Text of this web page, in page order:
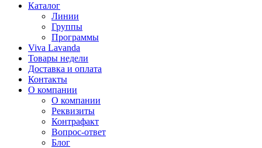
Каталог
Линии
Группы
Программы
Viva Lavanda
Товары недели
Доставка и оплата
Контакты
О компании
О компании
Реквизиты
Контрафакт
Вопрос-ответ
Блог